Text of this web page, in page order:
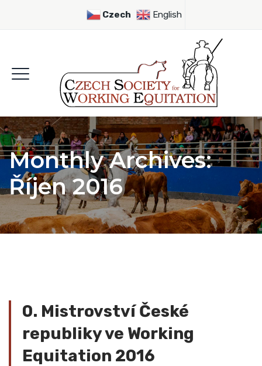
Czech English
Monthly Archives:
Říjen 2016
0. Mistrovství České
republiky ve Working
Equitation 2016